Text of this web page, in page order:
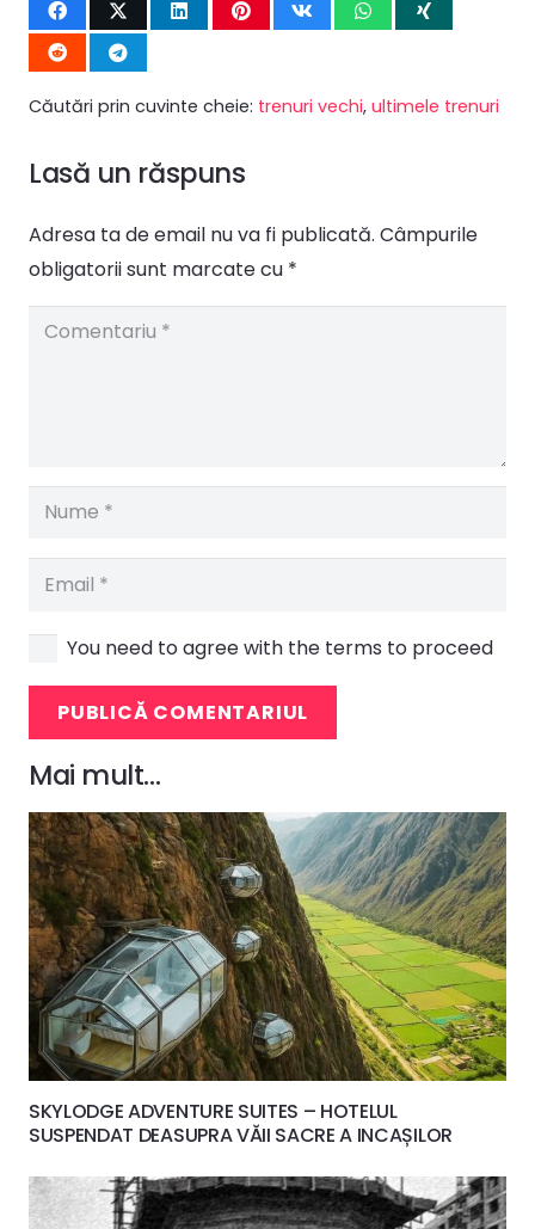
Căutări prin cuvinte cheie: trenuri vechi, ultimele trenuri
Lasă un răspuns
Adresa ta de email nu va fi publicată. Câmpurile
obligatorii sunt marcate cu *
You need to agree with the terms to proceed
PUBLICĂ COMENTARIUL
Mai mult…
SKYLODGE ADVENTURE SUITES – HOTELUL
SUSPENDAT DEASUPRA VĂII SACRE A INCAȘILOR